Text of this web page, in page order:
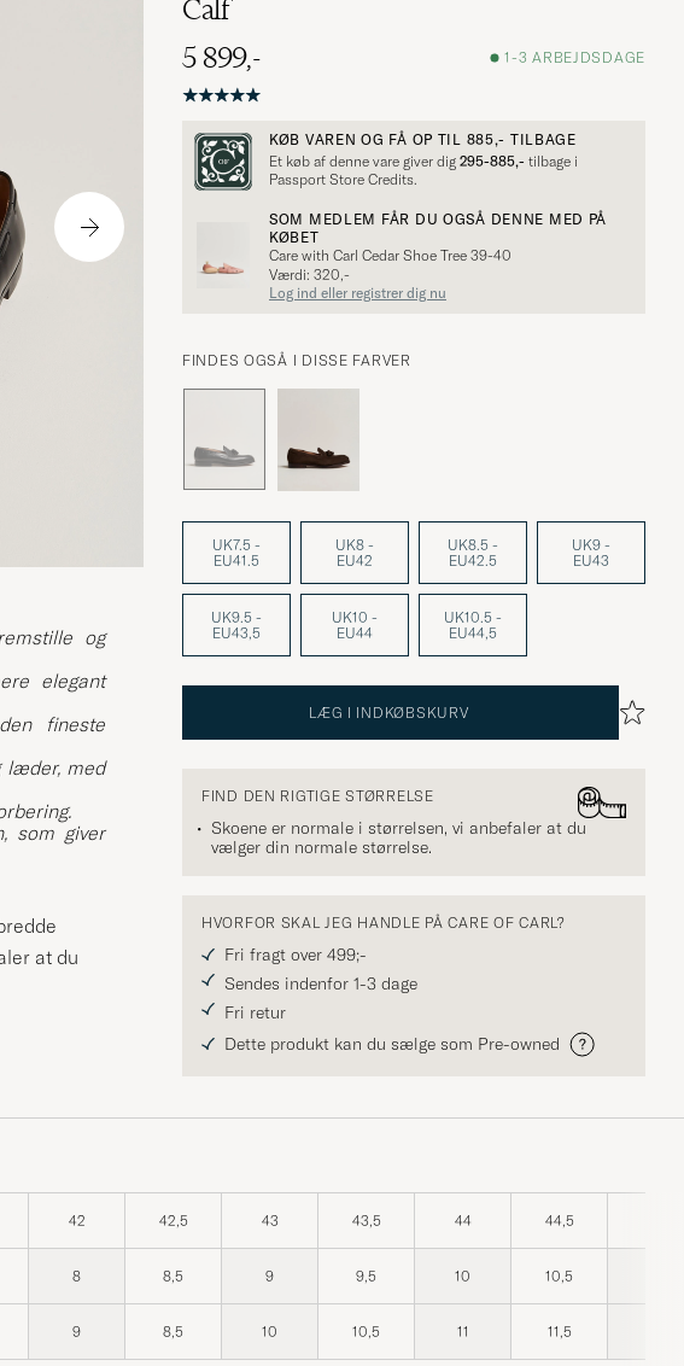
Calf
5 899,-
1-3 ARBEJDSDAGE
KØB VAREN OG FÅ OP TIL 885,- TILBAGE
Et køb af denne vare giver dig 295-885,- tilbage i
Passport Store Credits.
SOM MEDLEM FÅR DU OGSÅ DENNE MED PÅ
KØBET
Care with Carl Cedar Shoe Tree 39-40
Værdi: 320,-
Log ind eller registrer dig nu
FINDES OGSÅ I DISSE FARVER
UK7.5 -
EU41.5
UK8 -
EU42
UK8.5 -
EU42.5
UK9 -
EU43
UK9.5 -
EU43,5
UK10 -
EU44
UK10.5 -
EU44,5
LÆG I INDKØBSKURV
FIND DEN RIGTIGE STØRRELSE
Skoene er normale i størrelsen, vi anbefaler at du
vælger din normale størrelse.
HVORFOR SKAL JEG HANDLE PÅ CARE OF CARL?
Fri fragt over 499;-
Sendes indenfor 1-3 dage
Fri retur
Dette produkt kan du sælge som Pre-owned
og
elegant
fineste
læder, med
som giver
at du
42 42,5 43 43,5 44 44,5
8 8,5 9 9,5 10 10,5
9 8,5 10 10,5 11 11,5